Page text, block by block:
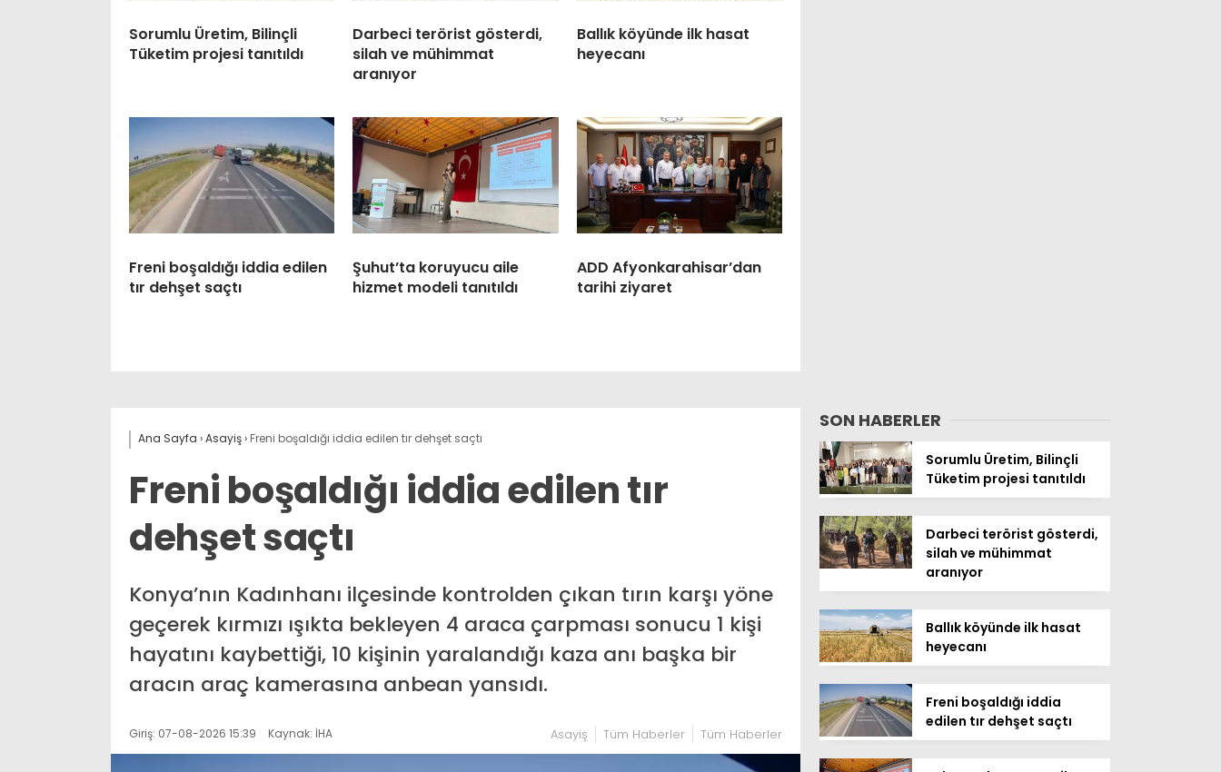
Sorumlu Üretim, Bilinçli
Tüketim projesi tanıtıldı
Darbeci terörist gösterdi,
silah ve mühimmat
aranıyor
Ballık köyünde ilk hasat
heyecanı
Freni boşaldığı iddia edilen
tır dehşet saçtı
Şuhut’ta koruyucu aile
hizmet modeli tanıtıldı
ADD Afyonkarahisar’dan
tarihi ziyaret
Ana Sayfa ›Asayiş› Freni boşaldığı iddia edilen tır dehşet saçtı
Freni boşaldığı iddia edilen tır
dehşet saçtı
Konya’nın Kadınhanı ilçesinde kontrolden çıkan tırın karşı yöne
geçerek kırmızı ışıkta bekleyen 4 araca çarpması sonucu 1 kişi
hayatını kaybettiği, 10 kişinin yaralandığı kaza anı başka bir
aracın araç kamerasına anbean yansıdı.
Giriş: 07-08-2026 15:39 Kaynak: İHA Asayiş Tüm Haberler Tüm Haberler
SON HABERLER
Sorumlu Üretim, Bilinçli
Tüketim projesi tanıtıldı
Darbeci terörist gösterdi,
silah ve mühimmat
aranıyor
Ballık köyünde ilk hasat
heyecanı
Freni boşaldığı iddia
edilen tır dehşet saçtı